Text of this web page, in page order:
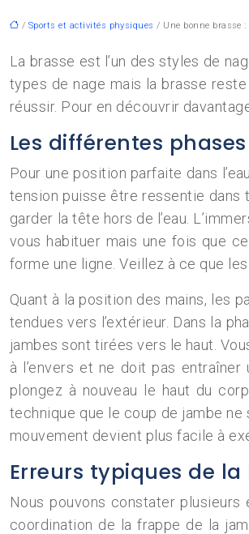
/ Sports et activités physiques / Une bonne brasse
La brasse est l’un des styles de
types de nage mais la brasse
réussir. Pour en découvrir
Les différentes
Pour une position parfaite dans
tension puisse être ressentie dans
garder la tête hors de l’eau.
vous habituer mais une fois que
forme une ligne. Veillez à ce que
Quant à la position des mains, les
tendues vers l’extérieur. Dans la
jambes sont tirées vers le haut.
à l’envers et ne doit pas
plongez à nouveau le haut du
technique que le coup de jambe
mouvement devient plus facile à
Erreurs typiques de la
Nous pouvons constater plusieurs
coordination de la frappe de la